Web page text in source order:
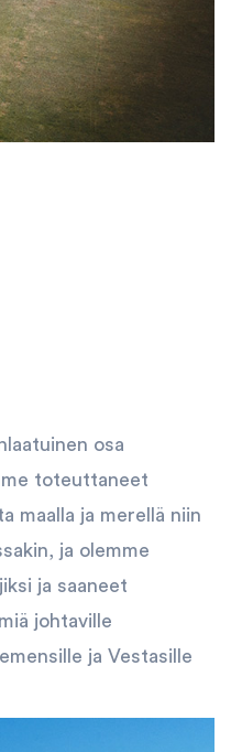
osa
toteuttaneet
maalla ja merellä niin
ja olemme
ja saaneet
johtaville
ja Vestasille